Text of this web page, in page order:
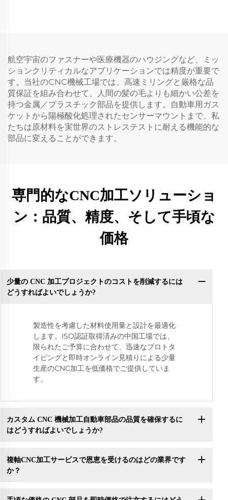
航空宇宙のファスナーや医療機器のハウジングなど、ミッ
ションクリティカルなアプリケーションでは精度が重要で
す。当社のCNC機械工場では、高速ミリングと厳格な品
質保証を組み合わせて、人間の髪の毛よりも細かい公差を
持つ金属／プラスチック部品を提供します。自動車用ガス
ケットから陽極酸化処理されたセンサーマウントまで、私
たちは原材料を実世界のストレステストに耐える機能的な
部品に変えることができます。
専門的なCNC加工ソリューショ
ン：品質、精度、そして手頃な
価格
少量の CNC 加工プロジェクトのコストを削減するには
どうすればよいでしょうか?
製造性を考慮した材料使用量と設計を最適化
します。ISO認証取得済みの中国工場では、
限られたご予算に合わせて、迅速なプロトタ
イピングと即時オンライン見積りによる少量
生産のCNC加工を低価格でご提供していま
す。
カスタム CNC 機械加工自動車部品の品質を確保するに
はどうすればよいでしょうか?
複軸CNC加工サービスで恩恵を受けるのはどの業界です
か？